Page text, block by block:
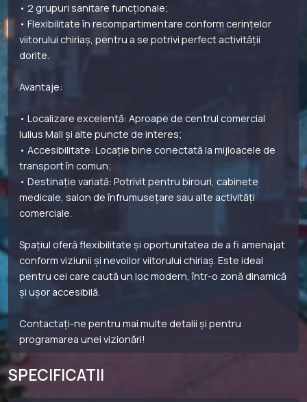
• 2 grupuri sanitare funcționale;
• Flexibilitate în recompartimentare conform cerințelor
viitorului chiriaș, pentru a se potrivi perfect activității
dorite.
Avantaje:
• Localizare excelentă: Aproape de centrul comercial
Iulius Mall și alte puncte de interes;
• Accesibilitate: Locație bine conectată la mijloacele de
transport în comun;
• Destinație variată: Potrivit pentru birouri, cabinete
medicale, salon de înfrumusețare sau alte activități
comerciale.
Spațiul oferă flexibilitate și oportunitatea de a fi amenajat
conform viziunii și nevoilor viitorului chiriaș. Este ideal
pentru cei care caută un loc modern, într-o zonă dinamică
și ușor accesibilă.
Contactați-ne pentru mai multe detalii și pentru
programarea unei vizionări!
SPECIFICATII